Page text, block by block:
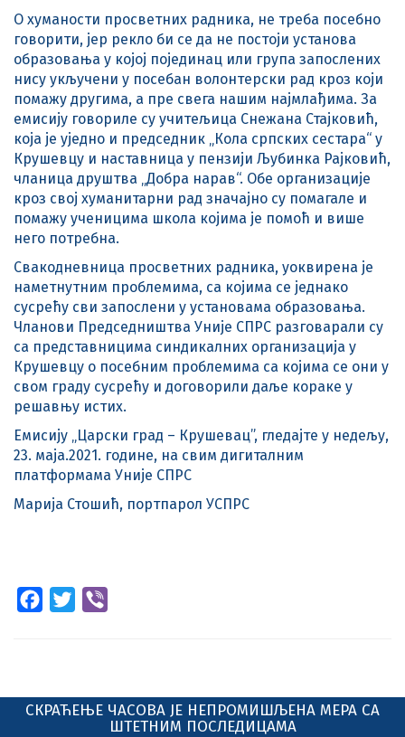
О хуманости просветних радника, не треба посебно
говорити, јер рекло би се да не постоји установа
образовања у којој појединац или група запослених
нису укључени у посебан волонтерски рад кроз који
помажу другима, а пре свега нашим најмлађима. За
емисију говориле су учитељица Снежана Стајковић,
која је уједно и председник „Кола српских сестара“ у
Крушевцу и наставница у пензији Љубинка Рајковић,
чланица друштва „Добра нарав“. Обе организације
кроз свој хуманитарни рад значајно су помагале и
помажу ученицима школа којима је помоћ и више
него потребна.
Свакодневница просветних радника, уоквирена је
наметнутним проблемима, са којима се једнако
сусрећу сви запослени у установама образовања.
Чланови Председништва Уније СПРС разговарали су
са представницима синдикалних организација у
Крушевцу о посебним проблемима са којима се они у
свом граду сусрећу и договорили даље кораке у
решавњу истих.
Емисију „Царски град – Крушевац”, гледајте у недељу,
23. маја.2021. године, на свим дигиталним
платформама Уније СПРС
Марија Стошић, портпарол УСПРС
Facebook
Twitter
СКРАЋЕЊЕ ЧАСОВА ЈЕ НЕПРОМИШЉЕНА МЕРА СА
ШТЕТНИМ ПОСЛЕДИЦАМА